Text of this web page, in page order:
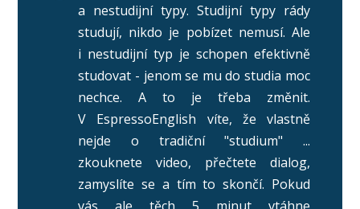
a nestudijní typy. Studijní typy rády
studují, nikdo je pobízet nemusí. Ale
i nestudijní typ je schopen efektivně
studovat - jenom se mu do studia moc
nechce. A to je třeba změnit.
V EspressoEnglish víte, že vlastně
nejde o tradiční "studium" ...
zkouknete video, přečtete dialog,
zamyslíte se a tím to skončí. Pokud